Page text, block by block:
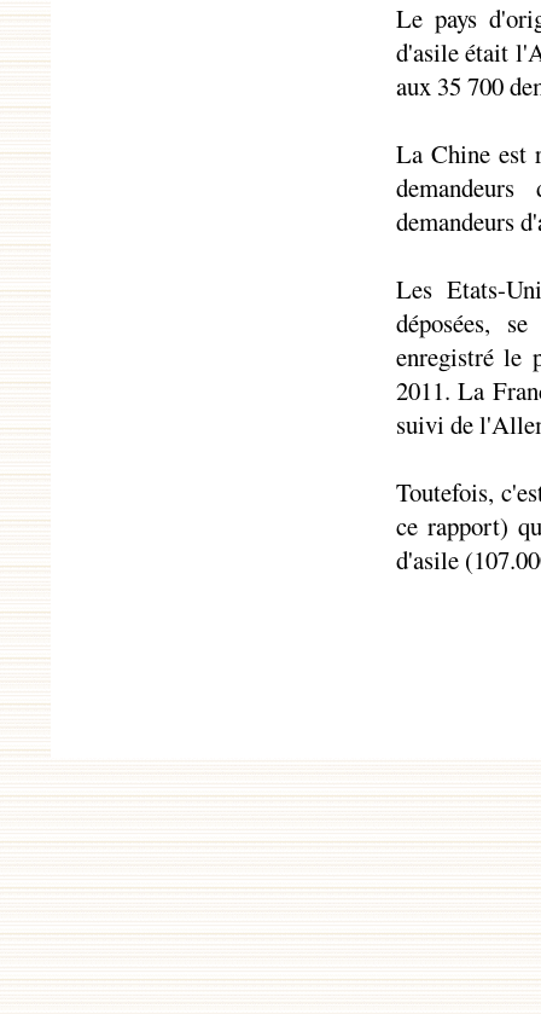
Le pays
d'asile était
aux 35 700
La Chine est
demandeurs
Les Etats-
déposées,
enregistré le
2011. La
suivi de
Toutefois,
ce rapport)
d'asile